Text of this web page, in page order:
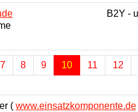
B2Y -
7 8 9 10 11 12
( www.einsatzkomponente.de